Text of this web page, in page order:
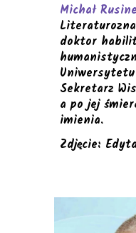
Michał
doktor
Sekretarz
a po jej
imienia.
Zdjęcie: